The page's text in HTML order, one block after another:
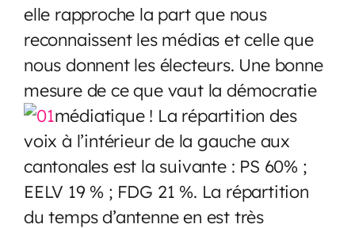
elle rapproche la part que nous
reconnaissent les médias et celle que
nous donnent les électeurs. Une bonne
mesure de ce que vaut la démocratie
médiatique ! La répartition des
voix à l’intérieur de la gauche aux
cantonales est la suivante : PS 60% ;
EELV 19 % ; FDG 21 %. La répartition
du temps d’antenne en est très